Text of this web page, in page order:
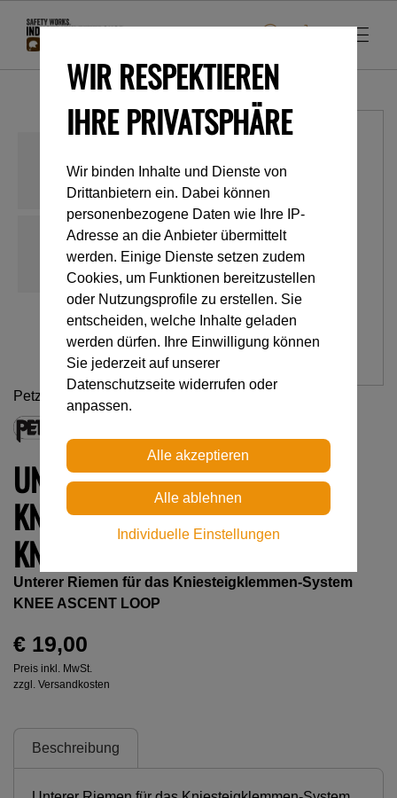
Petzl
UNTERER RIEMEN FÜR DAS
KNIESTEIGKLEMMEN-SYSTEM
KNEE ASCENT LOOP
Unterer Riemen für das Kniesteigklemmen-System
KNEE ASCENT LOOP
€ 19,00
Preis inkl. MwSt.
zzgl. Versandkosten
Beschreibung
WIR RESPEKTIEREN
IHRE PRIVATSPHÄRE
Wir binden Inhalte und Dienste von
Drittanbietern ein. Dabei können
personenbezogene Daten wie Ihre IP-
Adresse an die Anbieter übermittelt
werden. Einige Dienste setzen zudem
Cookies, um Funktionen bereitzustellen
oder Nutzungsprofile zu erstellen. Sie
entscheiden, welche Inhalte geladen
werden dürfen. Ihre Einwilligung können
Sie jederzeit auf unserer
Datenschutzseite widerrufen oder
anpassen.
Individuelle Einstellungen